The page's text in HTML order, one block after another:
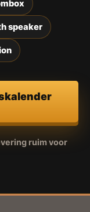
speaker
ruim voor